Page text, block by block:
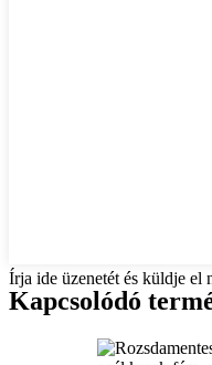
Írja ide üzenetét és küldje el
Kapcsolódó